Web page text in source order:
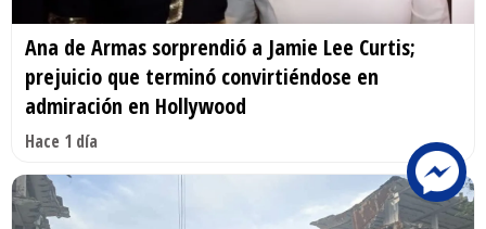
Ana de Armas sorprendió a Jamie Lee Curtis;
prejuicio que terminó convirtiéndose en
admiración en Hollywood
Hace 1 día